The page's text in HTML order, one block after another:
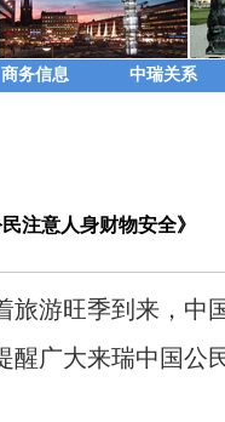
商务信息 中瑞关系
注意人身财物安全》
游旺季到来，中
广大来瑞中国公